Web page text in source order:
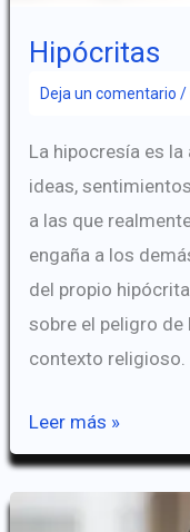
Hipócritas
Deja un comentario /
La hipocresía es
ideas,
a las que
engaña a los
del propio
sobre el peligro de
contexto
Hipócritas
Leer más »